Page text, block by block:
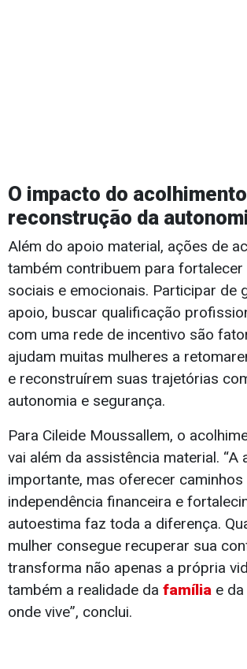
O impacto do
reconstrução da
Além do apoio material, ações de
também contribuem para fortalecer
sociais e emocionais. Participar de
apoio, buscar qualificação
com uma rede de incentivo são
ajudam muitas mulheres a
e reconstruírem suas trajetórias
autonomia e segurança.
Para Cileide Moussallem, o
vai além da assistência material. “A
importante, mas oferecer caminhos
independência financeira e
autoestima faz toda a diferença.
mulher consegue recuperar sua
transforma não apenas a própria
também a realidade da família e
onde vive”, conclui.